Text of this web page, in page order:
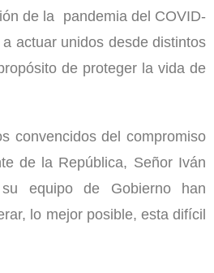
de la pandemia del COVID-
actuar unidos desde distintos
de proteger la vida de
convencidos del compromiso
de la República, Señor Iván
equipo de Gobierno han
lo mejor posible, esta difícil